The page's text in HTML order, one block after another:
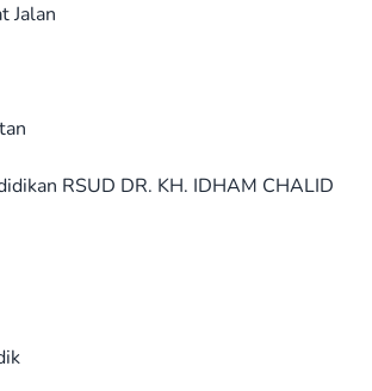
Jalan
RSUD DR. KH. IDHAM CHALID